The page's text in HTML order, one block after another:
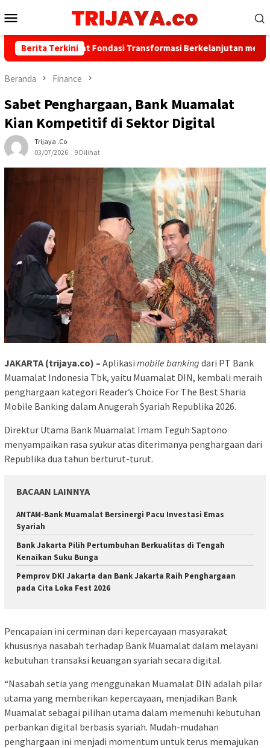
ke
Mobile
Berita Terkini
Perkuat Fondasi Transformasi Berkelanjutan melalui
Beranda Finance
Sabet Penghargaan, Bank Muamalat
Kian Kompetitif di Sektor Digital
Trijaya .co
03/07/2026
9 Dilihat
JAKARTA (trijaya.co) – Aplikasi mobile banking dari PT Bank
Muamalat Indonesia Tbk, yaitu Muamalat DIN, kembali meraih
penghargaan kategori Reader’s Choice For The Best Sharia
Mobile Banking dalam Anugerah Syariah Republika 2026.
Direktur Utama Bank Muamalat Imam Teguh Saptono
menyampaikan rasa syukur atas diterimanya penghargaan dari
Republika dua tahun berturut-turut.
BACAAN LAINNYA
ANTAM-Bank Muamalat Bersinergi Pacu Investasi Emas
Syariah
Bank Jakarta Pilih Pertumbuhan Berkualitas di Tengah
Kenaikan Suku Bunga
Pemprov DKI Jakarta dan Bank Jakarta Raih Penghargaan
pada Cita Loka Fest 2026
Pencapaian ini cerminan dari kepercayaan masyarakat
khususnya nasabah terhadap Bank Muamalat dalam melayani
kebutuhan transaksi keuangan syariah secara digital.
“Nasabah setia yang menggunakan Muamalat DIN adalah pilar
utama yang memberikan kepercayaan, menjadikan Bank
Muamalat sebagai pilihan utama dalam memenuhi kebutuhan
perbankan digital berbasis syariah. Mudah-mudahan
penghargaan ini menjadi momentum untuk terus memajukan